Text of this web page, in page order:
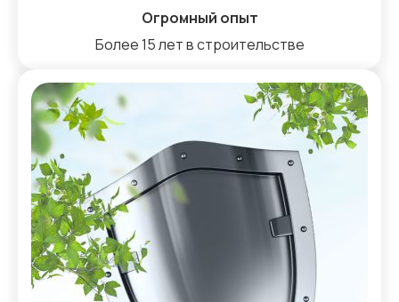
Огромный опыт
Более 15 лет в строительстве